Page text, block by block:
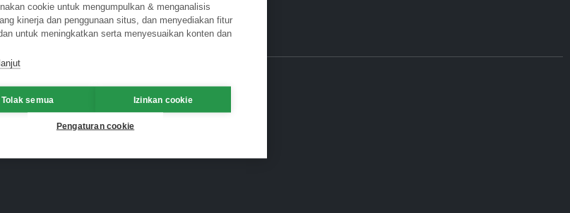
cookie untuk mengumpulkan & menganalisis
kinerja dan penggunaan situs, dan menyediakan fitur
untuk meningkatkan serta menyesuaikan konten dan
Tolak semua Izinkan cookie
Pengaturan cookie